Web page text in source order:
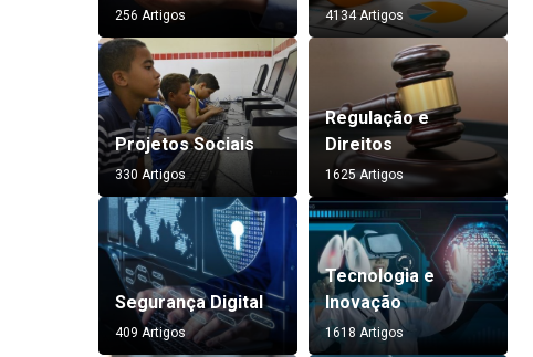
256 Artigos 4134 Artigos
Projetos Sociais
330 Artigos
Regulação e
Direitos
1625 Artigos
Segurança Digital
409 Artigos
Tecnologia e
Inovação
1618 Artigos